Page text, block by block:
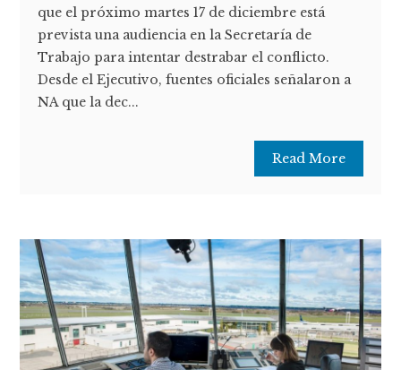
que el próximo martes 17 de diciembre está
prevista una audiencia en la Secretaría de
Trabajo para intentar destrabar el conflicto.
Desde el Ejecutivo, fuentes oficiales señalaron a
NA que la dec...
Read More